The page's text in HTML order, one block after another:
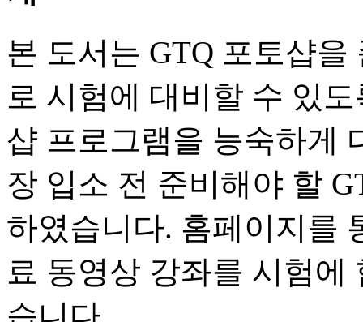
본 도서는 GTQ 포토샵
로 시험에 대비할 수 있
샵 프로그램을 능숙하게
장 입소 전 준비해야 할
하였습니다. 홈페이지를
료 동영상 강좌를 시험
습니다.